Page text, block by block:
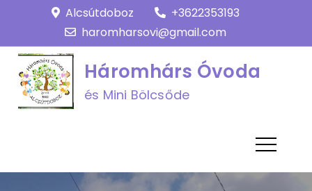
content
Alcsútdoboz
+3622353193
haromharsovi@gmail.com
Háromhárs Óvoda
és Mini Bölcsőde